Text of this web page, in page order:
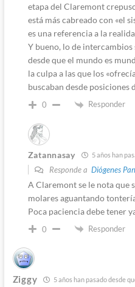
etapa del Claremont
está más cabreado con «el
es una referencia a la
Y bueno, lo de intercambios
desde que el mundo es
la culpa a las que los
buscaban desde posiciones
0 Responder
Zatannasay 5 años han
Responde a Diógenes
A Claremont se le nota que
molares aguantando
Poca paciencia debe tener
0 Responder
Ziggy 5 años han pasado desde